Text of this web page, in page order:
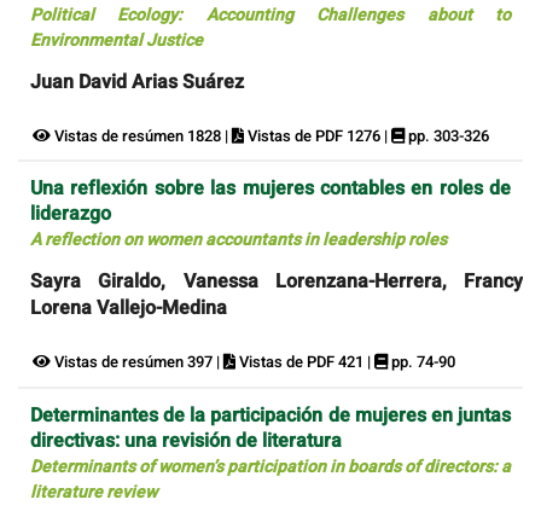
Political Ecology: Accounting Challenges about to
Environmental Justice
Juan David Arias Suárez
Vistas de resúmen 1828 | Vistas de PDF 1276 | pp. 303-326
Una reflexión sobre las mujeres contables en roles de
liderazgo
A reflection on women accountants in leadership roles
Sayra Giraldo, Vanessa Lorenzana-Herrera, Francy
Lorena Vallejo-Medina
Vistas de resúmen 397 | Vistas de PDF 421 | pp. 74-90
Determinantes de la participación de mujeres en juntas
directivas: una revisión de literatura
Determinants of women’s participation in boards of directors: a
literature review